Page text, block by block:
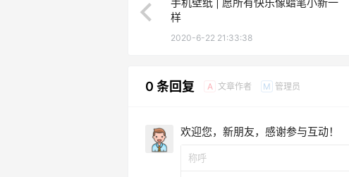
手机壁纸 | 愿所有快乐像蜡笔小新一
样
2020-6-22 21:33:38
0 条回复 A 文章作者 M 管理员
欢迎您，新朋友，感谢参与互动！